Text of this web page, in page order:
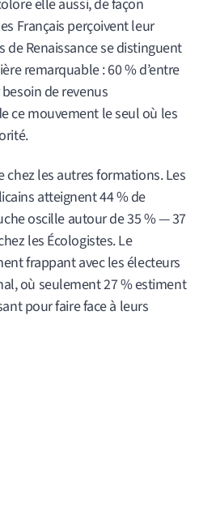
elle aussi, de façon
Français perçoivent leur
de Renaissance se distinguent
remarquable : 60 % d’entre
de revenus
ce mouvement le seul où les
chez les autres formations. Les
atteignent 44 % de
oscille autour de 35 % — 37
les Écologistes. Le
frappant avec les électeurs
où seulement 27 % estiment
pour faire face à leurs